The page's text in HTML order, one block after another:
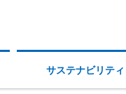
サステナビリティ